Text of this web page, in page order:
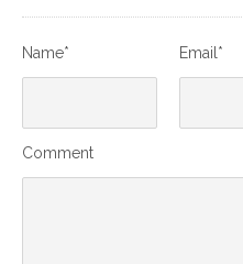
Name* Email*
Comment